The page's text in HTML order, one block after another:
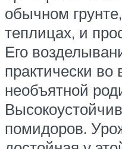
обычном
теплицах, и
Его
практически
необъятной
помидоров.